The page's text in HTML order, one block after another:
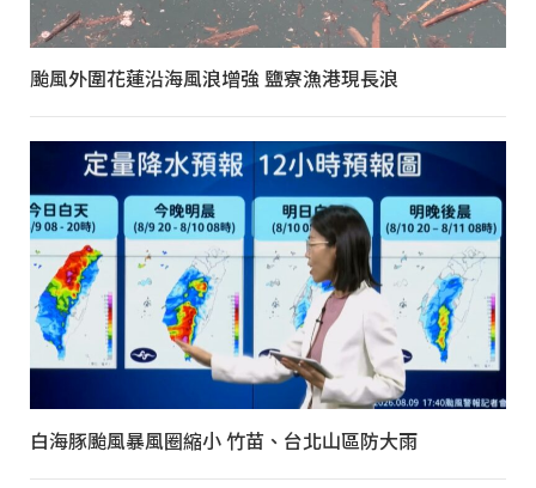
颱風外圍花蓮沿海風浪增強 鹽寮漁港現長浪
白海豚颱風暴風圈縮小 竹苗、台北山區防大雨